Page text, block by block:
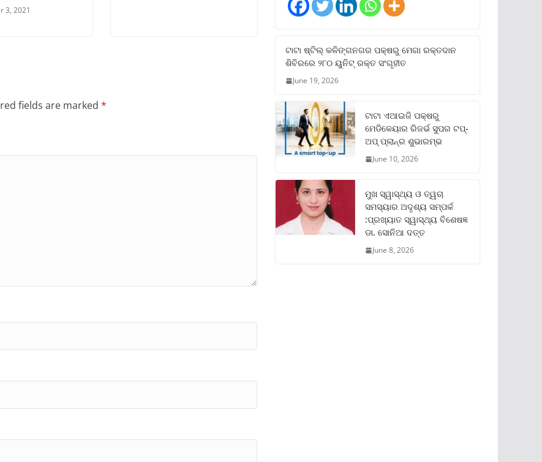
3, 2021
fields are marked *
ଟାଟା ଷ୍ଟିଲ୍‌ କଳିଙ୍ଗନଗର ପକ୍ଷରୁ ମେଗା ରକ୍ତଦାନ
ଶିବିରରେ ୨୮୦ ୟୁନିଟ୍‌ ରକ୍ତ ସଂଗୃହୀତ
June 19, 2026
ଟାଟା ଏଆଇଜି ପକ୍ଷରୁ
ମେଡିକେୟାର ରିଜର୍ଭ ସୁପର ଟପ୍‌-
ଅପ୍ ପ୍ଲାନ୍‌ର ଶୁଭାରମ୍ଭ
June 10, 2026
ମୁଖ ସ୍ୱାସ୍ଥ୍ୟ ଓ ତ୍ୱଚା
ସମସ୍ୟାର ଅଦୃଶ୍ୟ ସମ୍ପର୍କ
:ପ୍ରଖ୍ୟାତ ସ୍ୱାସ୍ଥ୍ୟ ବିଶେଷଜ୍ଞ
ଡା. ସୋନିଆ ଦତ୍ତ
June 8, 2026